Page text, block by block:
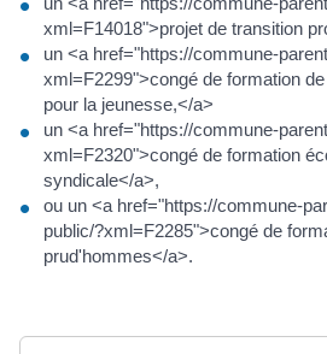
xml=F14018">projet de transition
un <a href="https://commune-
xml=F2299">congé de formation
pour la jeunesse,</a>
un <a href="https://commune-
xml=F2320">congé de formation
syndicale</a>,
ou un <a href="https://commune-
public/?xml=F2285">congé de
prud'hommes</a>.